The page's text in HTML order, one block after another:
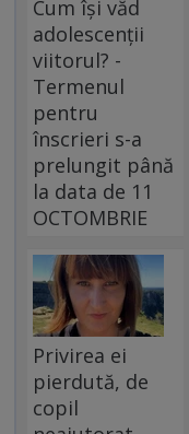
Cum își văd
adolescenții
viitorul? -
Termenul
pentru
înscrieri s-a
prelungit până
la data de 11
OCTOMBRIE
Privirea ei
pierdută, de
copil